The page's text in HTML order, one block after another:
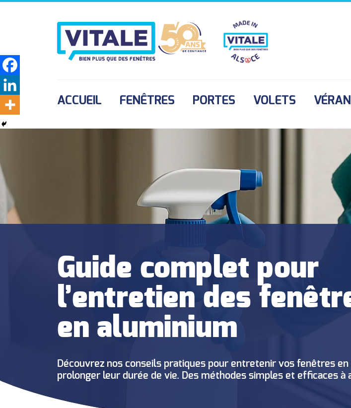
ACCUEIL FENÊTRES PORTES VOLETS
Guide complet pour
l’entretien des
en aluminium
Découvrez nos conseils pratiques pour entretenir vos fenêtres
prolonger leur durée de vie. Des méthodes simples et efficaces à